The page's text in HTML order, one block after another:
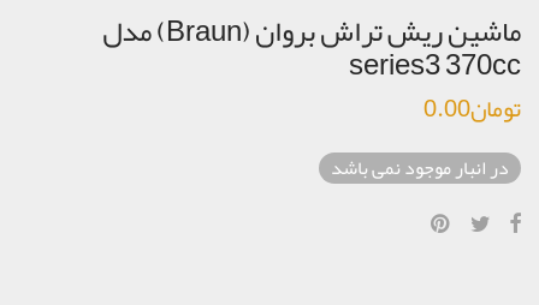
ماشین ریش تراش بروان (Braun) مدل
series3 370cc
تومان0.00
در انبار موجود نمی باشد